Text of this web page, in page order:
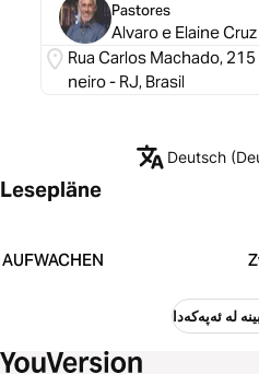
Pastores
Alvaro e Elaine Cruz
Rua Carlos Machado,
neiro - RJ, Brasil
Deutsch
Lesepläne
AUFWACHEN
لە ئەپەکەدا